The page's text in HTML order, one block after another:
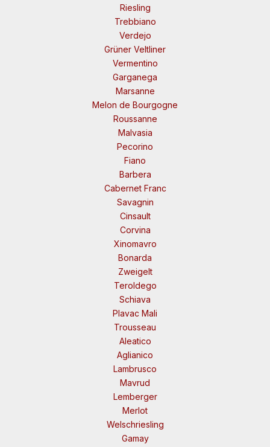
Riesling
Trebbiano
Verdejo
Grüner Veltliner
Vermentino
Garganega
Marsanne
Melon de Bourgogne
Roussanne
Malvasia
Pecorino
Fiano
Barbera
Cabernet Franc
Savagnin
Cinsault
Corvina
Xinomavro
Bonarda
Zweigelt
Teroldego
Schiava
Plavac Mali
Trousseau
Aleatico
Aglianico
Lambrusco
Mavrud
Lemberger
Merlot
Welschriesling
Gamay